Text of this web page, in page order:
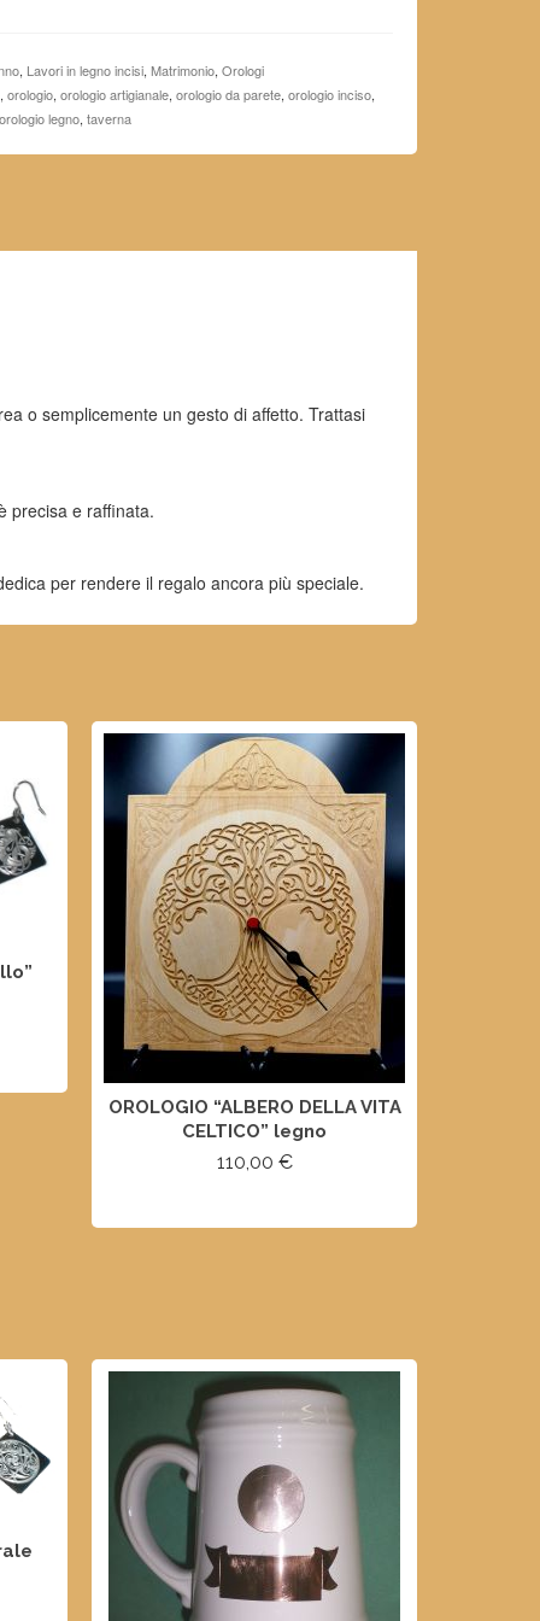
, Lavori in legno incisi, Matrimonio, Orologi
, orologio, orologio artigianale, orologio da parete, orologio inciso,
legno, taverna
o semplicemente un gesto di affetto. Trattasi
precisa e raffinata.
per rendere il regalo ancora più speciale.
OROLOGIO “ALBERO DELLA VITA
CELTICO” legno
110,00 €